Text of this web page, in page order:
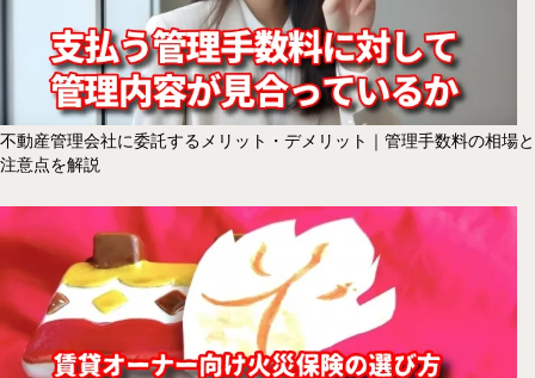
不動産管理会社に委託するメリット・デメリット｜管理手数料の相場と
注意点を解説